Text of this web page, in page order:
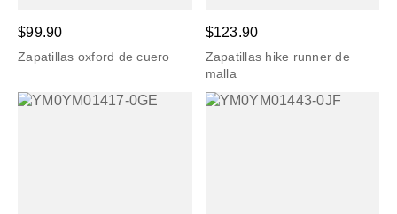
$99.90
Zapatillas oxford de cuero
$123.90
Zapatillas hike runner de
malla